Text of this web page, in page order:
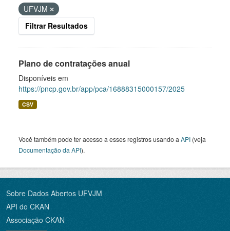
UFVJM
Filtrar Resultados
Plano de contratações anual
Disponíveis em
https://pncp.gov.br/app/pca/16888315000157/2025
CSV
Você também pode ter acesso a esses registros usando a API (veja
Documentação da API).
Sobre Dados Abertos UFVJM
API do CKAN
Associação CKAN